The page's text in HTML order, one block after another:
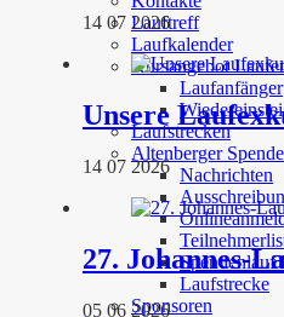
Lauftreff
Laufkalender
Kursangebot
Laufanfänger
Laufstrecken
Altenberger
Nachrichten
Spendenlauf
Laufstrecke
Sponsoren
14 07 2026
Unsere
14 07 2026
27. Johannes-
05 06 2026